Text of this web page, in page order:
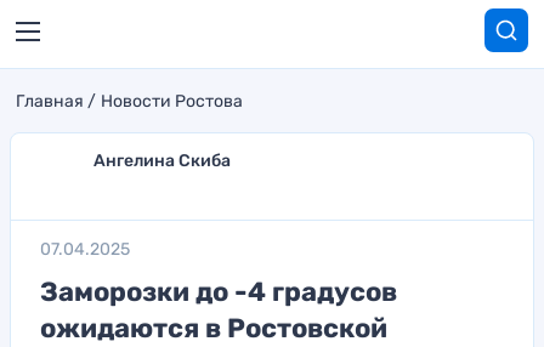
Главная Новости Ростова
Ангелина Скиба
07.04.2025
Заморозки до -4 градусов
ожидаются в Ростовской